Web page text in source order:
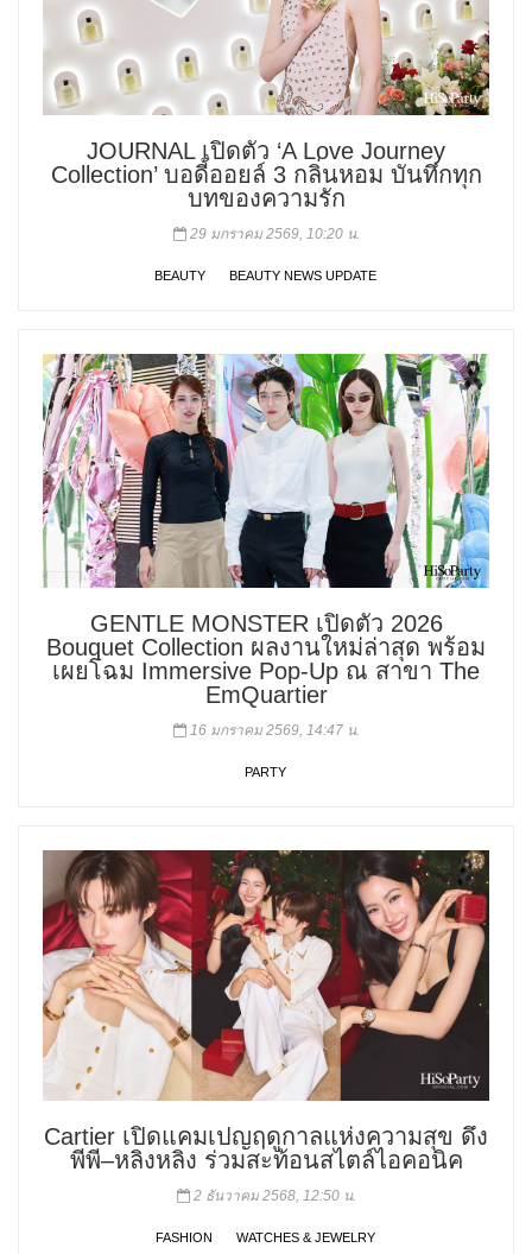
JOURNAL เปิดตัว ‘A Love Journey
Collection’ บอดี้ออยล์ 3 กลิ่นหอม บันทึกทุก
บทของความรัก
29 มกราคม 2569, 10:20 น.
BEAUTY BEAUTY NEWS UPDATE
GENTLE MONSTER เปิดตัว 2026
Bouquet Collection ผลงานใหม่ล่าสุด พร้อม
เผยโฉม Immersive Pop-Up ณ สาขา The
EmQuartier
16 มกราคม 2569, 14:47 น.
PARTY
Cartier เปิดแคมเปญฤดูกาลแห่งความสุข ดึง
พีพี–หลิงหลิง ร่วมสะท้อนสไตล์ไอคอนิค
2 ธันวาคม 2568, 12:50 น.
FASHION WATCHES & JEWELRY